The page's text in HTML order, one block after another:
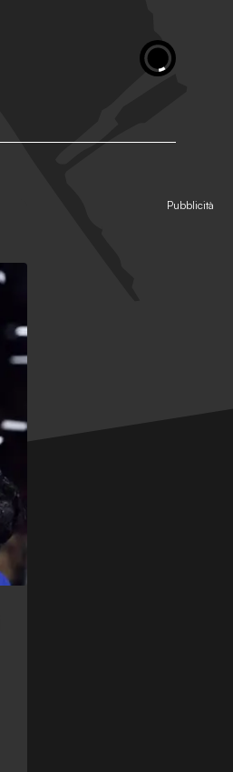
Pubblicità